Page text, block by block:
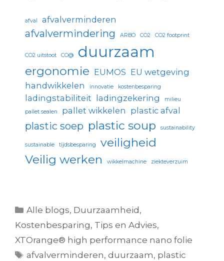
afval afvalverminderen
afvalvermindering ARBO CO2 CO2 footprint
CO2 uitstoot CO@ duurzaam
ergonomie EUMOS EU wetgeving
handwikkelen
innovatie kostenbesparing
ladingstabiliteit ladingzekering
milieu
pallet sealen
pallet wikkelen plastic afval
plastic soep plastic soup sustainability
sustainable tijdsbesparing
veiligheid
Veilig werken
wikkelmachine ziekteverzuim
Alle blogs, Duurzaamheid ,
Kostenbesparing, Tips en Advies,
XTOrange® high performance nano folie
afvalverminderen,duurzaam, plastic